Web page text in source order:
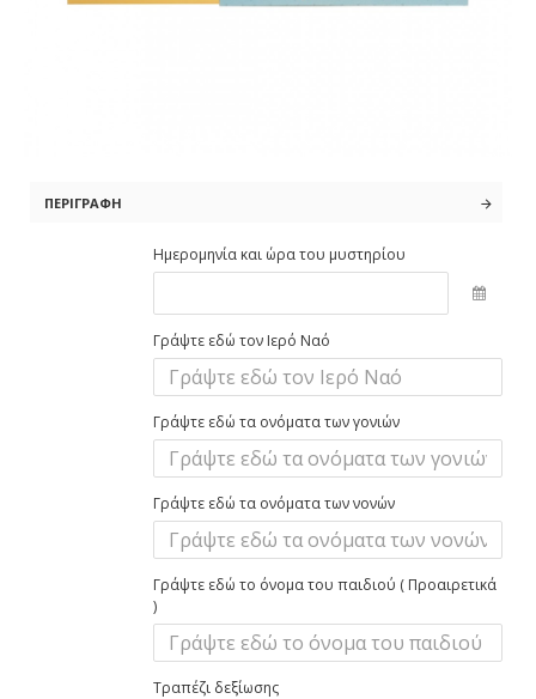
ΠΕΡΙΓΡΑΦΉ
Ημερομηνία και ώρα του μυστηρίου
Γράψτε εδώ τον Ιερό Ναό
Γράψτε εδώ τα ονόματα των γονιών
Γράψτε εδώ τα ονόματα των νονών
Γράψτε εδώ το όνομα του παιδιού ( Προαιρετικά
)
Τραπέζι δεξίωσης